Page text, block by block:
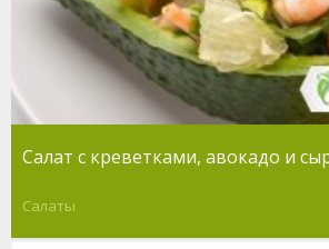
Салат с креветками, авокадо и
Салаты